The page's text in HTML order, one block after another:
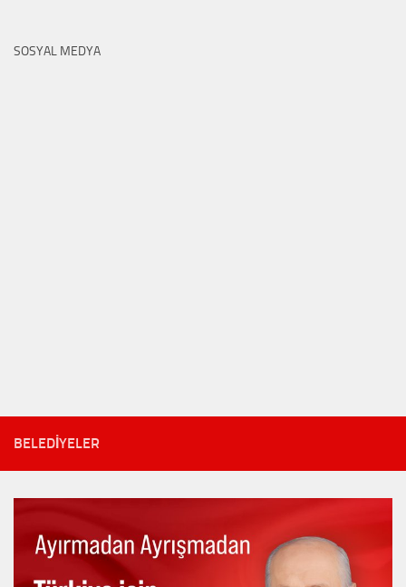
SOSYAL MEDYA
BELEDIYELER